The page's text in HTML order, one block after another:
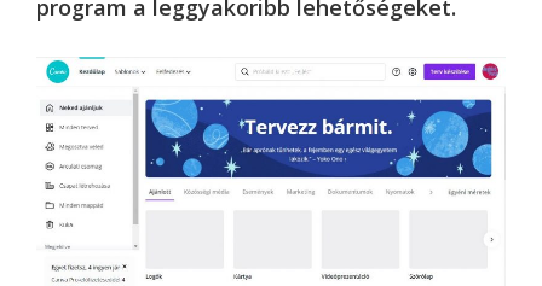
program a leggyakoribb lehetőségeket.